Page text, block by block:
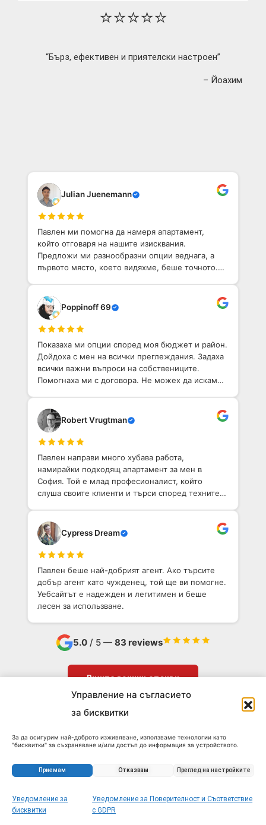
Управление на съгласието
за бисквитки
За да осигурим най-доброто изживяване, използваме технологии като
"бисквитки" за съхраняване и/или достъп до информация за устройството.
Несъгласието или оттеглянето на съгласието може да се отрази
неблагоприятно на определени функции и характеристики.
Приемам Отказвам Преглед на настройките
Уведомление за
бисквитки
Уведомление за Поверителност и Съответствие
с GDPR
⭐⭐⭐⭐⭐
“Бърз, ефективен и приятелски настроен”
– Йоахим
Julian Juenemann
Павлен ми помогна да намеря апартамент,
който отговаря на нашите изисквания.
Предложи ми разнообразни опции веднага, а
първото място, което видяхме, беше точното.
Poppinoff 69
Показаха ми опции според моя бюджет и район.
Дойдоха с мен на всички преглеждания. Задаха
всички важни въпроси на собствениците.
Помогнаха ми с договора. Не можех да искам
Robert Vrugtman
Павлен направи много хубава работа,
намирайки подходящ апартамент за мен в
София. Той е млад професионалист, който
слуша своите клиенти и търси според техните
Cypress Dream
Павлен беше най-добрият агент. Ако търсите
добър агент като чужденец, той ще ви помогне.
Уебсайтът е надежден и легитимен и беше
лесен за использване.
5.0/ 5 — 83 reviews
Вижте всички отзиви
Запитване за този имот